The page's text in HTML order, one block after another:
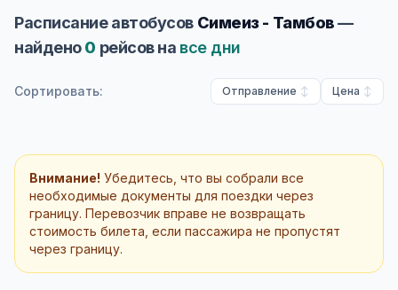
Расписание автобусов Симеиз - Тамбов—
найдено0 рейсов на все дни
Сортировать: Отправление Цена
Внимание! Убедитесь, что вы собрали все
необходимые документы для поездки через
границу. Перевозчик вправе не возвращать
стоимость билета, если пассажира не пропустят
через границу.